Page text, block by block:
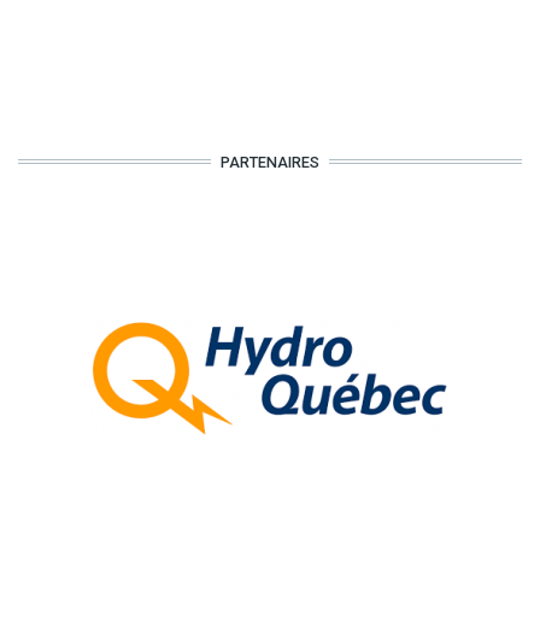
PARTENAIRES